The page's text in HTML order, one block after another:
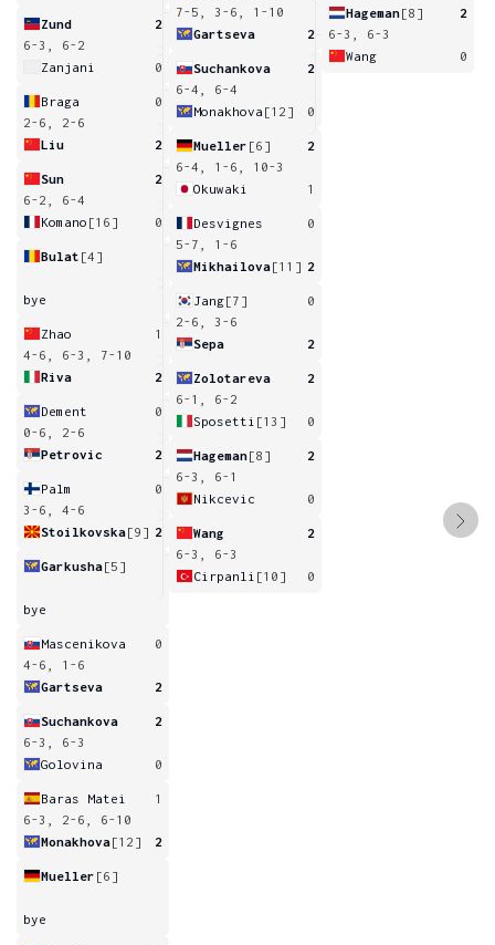
Zund
2
6-3, 6-2
Zanjani
0
Braga
0
2-6, 2-6
Liu
2
Sun
2
6-2, 6-4
Komano [16] 0
Bulat [4]
bye
Zhao
1
4-6, 6-3, 7-10
Riva
2
Dement
0
0-6, 2-6
Petrovic
2
Palm
0
3-6, 4-6
Stoilkovska[9] 2
Garkusha[5]
bye
Mascenikova
0
4-6, 1-6
Gartseva
2
Suchankova
2
6-3, 6-3
Golovina
0
Baras Matei
1
6-3, 2-6, 6-10
Monakhova[12] 2
Mueller [6]
bye
7-5, 3-6, 1-10
Gartseva
2
Suchankova
2
6-4, 6-4
Monakhova [12] 0
Mueller [6]
2
6-4, 1-6, 10-3
Okuwaki
1
Desvignes
0
5-7, 1-6
Mikhailova[11] 2
Jang[7]
0
2-6, 3-6
Sepa
2
Zolotareva
2
6-1, 6-2
Sposetti [13] 0
Hageman[8]
2
6-3, 6-1
Nikcevic
0
Wang
2
6-3, 6-3
Cirpanli [10] 0
Hageman[8]
2
6-3, 6-3
Wang
0